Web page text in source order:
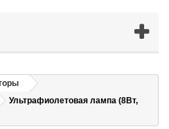
Ультрафиолетовая лампа (8Вт,